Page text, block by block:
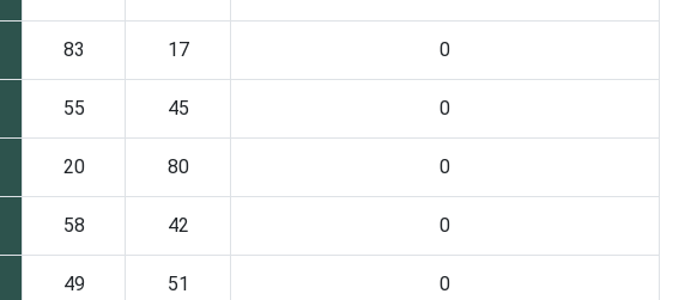
83 17 0
55 45 0
20 80 0
58 42 0
49 51 0